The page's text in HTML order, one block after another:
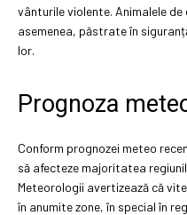
vânturile violente. Animalele
asemenea, păstrate în
lor.
Prognoza
Conform prognozei meteo
să afecteze majoritatea
Meteorologii avertizează că
în anumite zone, în special în